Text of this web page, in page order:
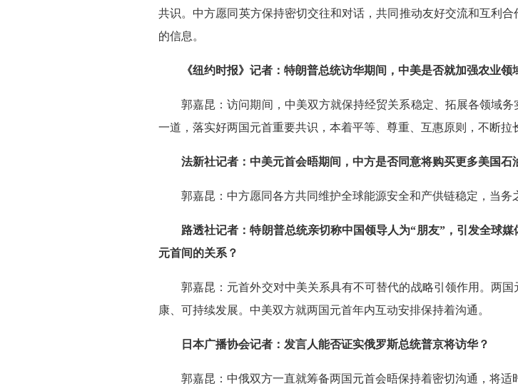
共识。中方愿同英方保持密切交往和对话，共同推动友好交流和互利
的信息。
《纽约时报》记者：特朗普总统访华期间，中美是否就加强农业领
郭嘉昆：访问期间，中美双方就保持经贸关系稳定、拓展各领域
一道，落实好两国元首重要共识，本着平等、尊重、互惠原则，不断拉
法新社记者：中美元首会晤期间，中方是否同意将购买更多美国石
郭嘉昆：中方愿同各方共同维护全球能源安全和产供链稳定，当务
路透社记者：特朗普总统亲切称中国领导人为“朋友”，引发全球
元首间的关系？
郭嘉昆：元首外交对中美关系具有不可替代的战略引领作用。两
康、可持续发展。中美双方就两国元首年内互动安排保持着沟通。
日本广播协会记者：发言人能否证实俄罗斯总统普京将访华？
郭嘉昆：中俄双方一直就筹备两国元首会晤保持着密切沟通，将适